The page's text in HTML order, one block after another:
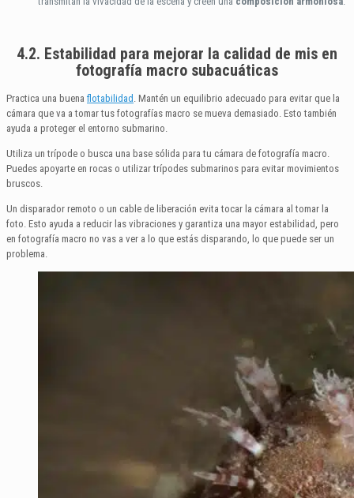
4.2. Estabilidad para mejorar la calidad de mis en
fotografía macro subacuáticas
Practica una buena flotabilidad . Mantén un equilibrio adecuado para evitar que la
cámara que va a tomar tus fotografías macro se mueva demasiado. Esto también
ayuda a proteger el entorno submarino.
Utiliza un trípode o busca una base sólida para tu cámara de fotografía macro.
Puedes apoyarte en rocas o utilizar trípodes submarinos para evitar movimientos
bruscos.
Un disparador remoto o un cable de liberación evita tocar la cámara al tomar la
foto. Esto ayuda a reducir las vibraciones y garantiza una mayor estabilidad, pero
en fotografía macro no vas a ver a lo que estás disparando, lo que puede ser un
problema.